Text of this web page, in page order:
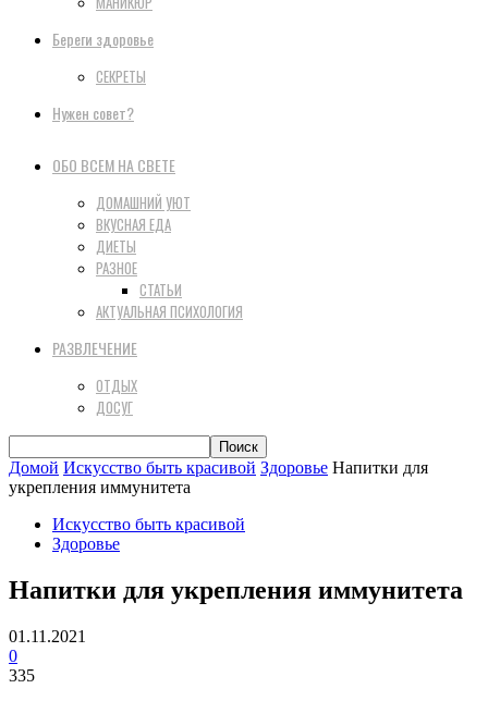
Береги здоровье
СЕКРЕТЫ
Нужен совет?
ОБО ВСЕМ НА СВЕТЕ
ДОМАШНИЙ УЮТ
ВКУСНАЯ ЕДА
ДИЕТЫ
РАЗНОЕ
СТАТЬИ
АКТУАЛЬНАЯ ПСИХОЛОГИЯ
РАЗВЛЕЧЕНИЕ
ОТДЫХ
ДОСУГ
Домой Искусство быть красивой Здоровье Напитки для
укрепления иммунитета
Искусство быть красивой
Здоровье
Напитки для укрепления иммунитета
01.11.2021
0
335